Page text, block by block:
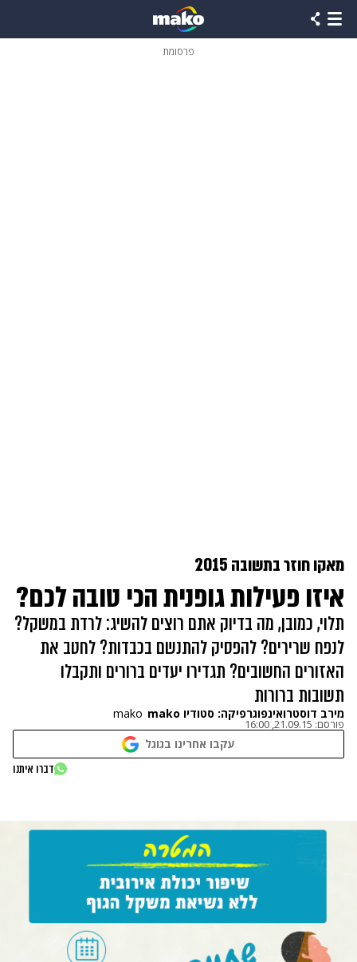
פרסומת
מאקו חוזר בתשובה 2015
איזו פעילות גופנית הכי טובה לכם?
תלוי, כמובן, מה בדיוק אתם רוצים להשיג: לרדת במשקל?
לנפח שרירים? להפסיק להתנשם בכבדות? לחטב את
האזורים החשובים? תגדירו יעדים ברורים ותקבלו
תשובות ברורות
מירב דוסטרואינפוגרפיקה: סטודיו mako mako
פורסם: 21.09.15, 16:00
עקבו אחרינו בגוגל
דברו איתנו